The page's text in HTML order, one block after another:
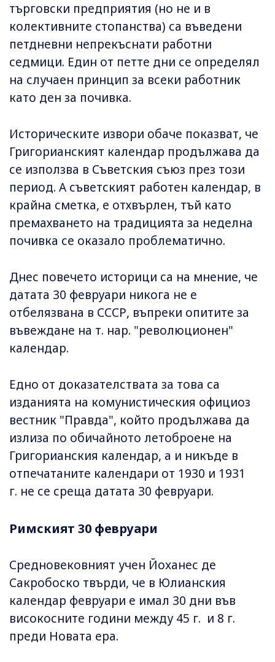
търговски предприятия (но не и в
колективните стопанства) са въведени
петдневни непрекъснати работни
седмици. Един от петте дни се определял
на случаен принцип за всеки работник
като ден за почивка.
Историческите извори обаче показват, че
Григорианският календар продължава да
се използва в Съветския съюз през този
период. А съветският работен календар, в
крайна сметка, е отхвърлен, тъй като
премахването на традицията за неделна
почивка се оказало проблематично.
Днес повечето историци са на мнение, че
датата 30 февруари никога не е
отбелязвана в СССР, въпреки опитите за
въвеждане на т. нар. "революционен"
календар.
Едно от доказателствата за това са
изданията на комунистическия официоз
вестник "Правда", който продължава да
излиза по обичайното летоброене на
Григорианския календар, а и никъде в
отпечатаните календари от 1930 и 1931
г. не се среща датата 30 февруари.
Римският 30 февруари
Средновековният учен Йоxанес де
Сакробоско твърди, че в Юлианския
календар февруари е имал 30 дни във
високосните години между 45 г. и 8 г.
преди Новата ера.